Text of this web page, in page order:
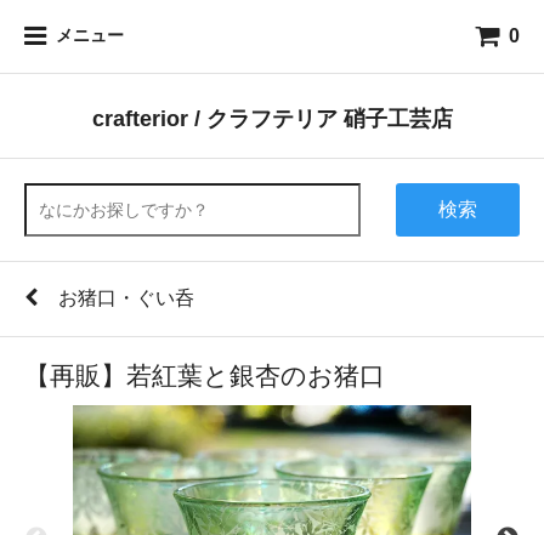
メニュー 0
crafterior / クラフテリア 硝子工芸店
検索
お猪口・ぐい呑
【再販】若紅葉と銀杏のお猪口